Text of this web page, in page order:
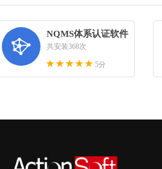

NQMS体系认证软件
共安装368次
5分